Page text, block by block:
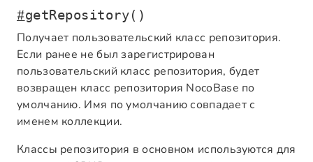
#getRepository()
Получает пользовательский класс репозитория.
Если ранее не был зарегистрирован
пользовательский класс репозитория, будет
возвращен класс репозитория NocoBase по
умолчанию. Имя по умолчанию совпадает с
именем коллекции.
Классы репозитория в основном используются для